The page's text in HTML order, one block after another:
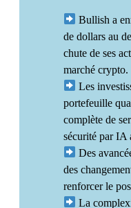
Bullish a
de dollars au
chute de ses
marché crypto.
Les
portefeuille
complète de
sécurité par IA
Des
des
renforcer le
La